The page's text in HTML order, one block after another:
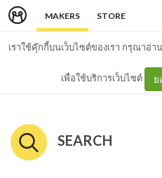
MAKERS STORE
เราใช้คุ๊กกี้บนเว็บไซต์ของเรา กรุณาอ่
เพื่อใช้บริการเว็บไซต์ ย
SEARCH